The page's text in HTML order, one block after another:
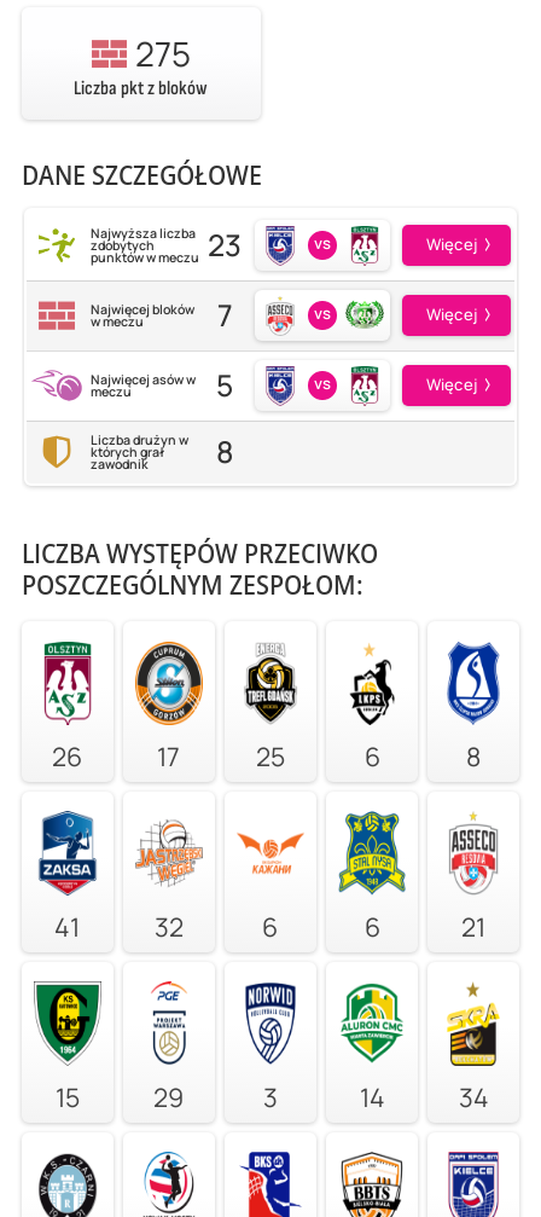
275
Liczba pkt z bloków
DANE SZCZEGÓŁOWE
Najwyższa liczba
zdobytych
punktów w meczu 23 vs Więcej
Najwięcej bloków
w meczu 7 vs Więcej
Najwięcej asów w
meczu 5 vs Więcej
Liczba drużyn w
których grał
zawodnik 8
LICZBA WYSTĘPÓW PRZECIWKO
POSZCZEGÓLNYM ZESPOŁOM:
26 17 25 6 8
41 32 6 6 21
15 29 3 14 34